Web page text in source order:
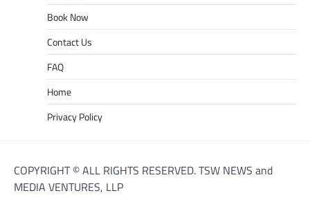
Book Now
Contact Us
FAQ
Home
Privacy Policy
COPYRIGHT © ALL RIGHTS RESERVED. TSW NEWS and
MEDIA VENTURES, LLP